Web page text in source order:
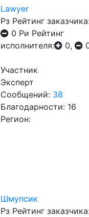
Lawyer
Рз Рейтинг
0 Ри Рейтинг
исполнителя:
0,
Участник
Эксперт
Сообщений: 38
Благодарности: 16
Регион:
Шмупсик
Рз Рейтинг